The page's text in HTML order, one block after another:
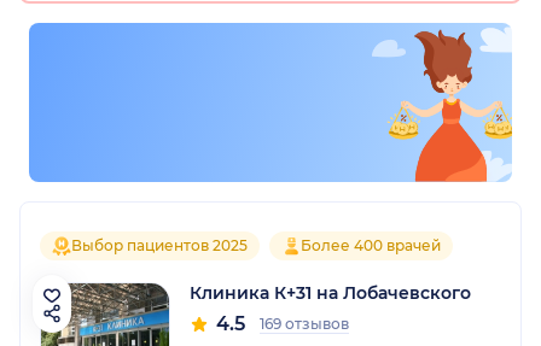
Выбор пациентов 2025 Более 400 врачей
Клиника К+31 на Лобачевского
4.5 169 отзывов